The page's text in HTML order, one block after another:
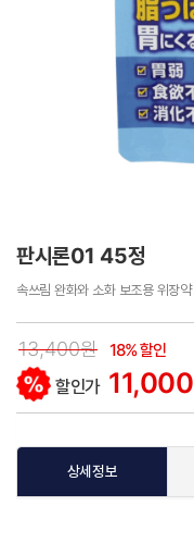
판시론01 45정
속쓰림 완화와 소화 보조용 위장약
13,400원 18% 할인
할인가 11,000
상세정보